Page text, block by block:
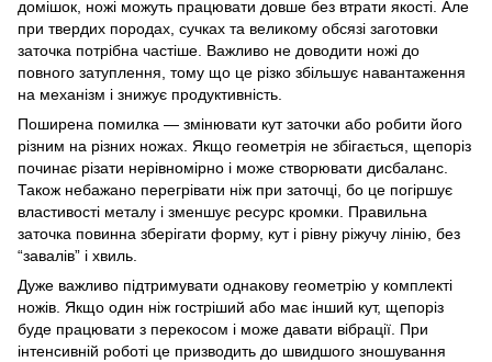
домішок, ножі можуть працювати довше без втрати якості. Але
при твердих породах, сучках та великому обсязі заготовки
заточка потрібна частіше. Важливо не доводити ножі до
повного затуплення, тому що це різко збільшує навантаження
на механізм і знижує продуктивність.
Поширена помилка — змінювати кут заточки або робити його
різним на різних ножах. Якщо геометрія не збігається, щепоріз
починає різати нерівномірно і може створювати дисбаланс.
Також небажано перегрівати ніж при заточці, бо це погіршує
властивості металу і зменшує ресурс кромки. Правильна
заточка повинна зберігати форму, кут і рівну ріжучу лінію, без
“завалів” і хвиль.
Дуже важливо підтримувати однакову геометрію у комплекті
ножів. Якщо один ніж гостріший або має інший кут, щепоріз
буде працювати з перекосом і може давати вібрації. При
інтенсивній роботі це призводить до швидшого зношування